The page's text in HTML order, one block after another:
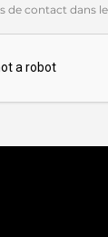
de contact dans